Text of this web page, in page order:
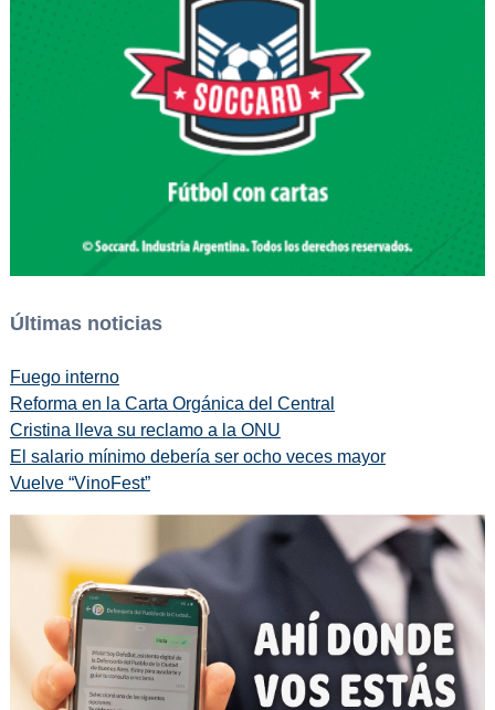
Últimas noticias
Fuego interno
Reforma en la Carta Orgánica del Central
Cristina lleva su reclamo a la ONU
El salario mínimo debería ser ocho veces mayor
Vuelve “VinoFest”